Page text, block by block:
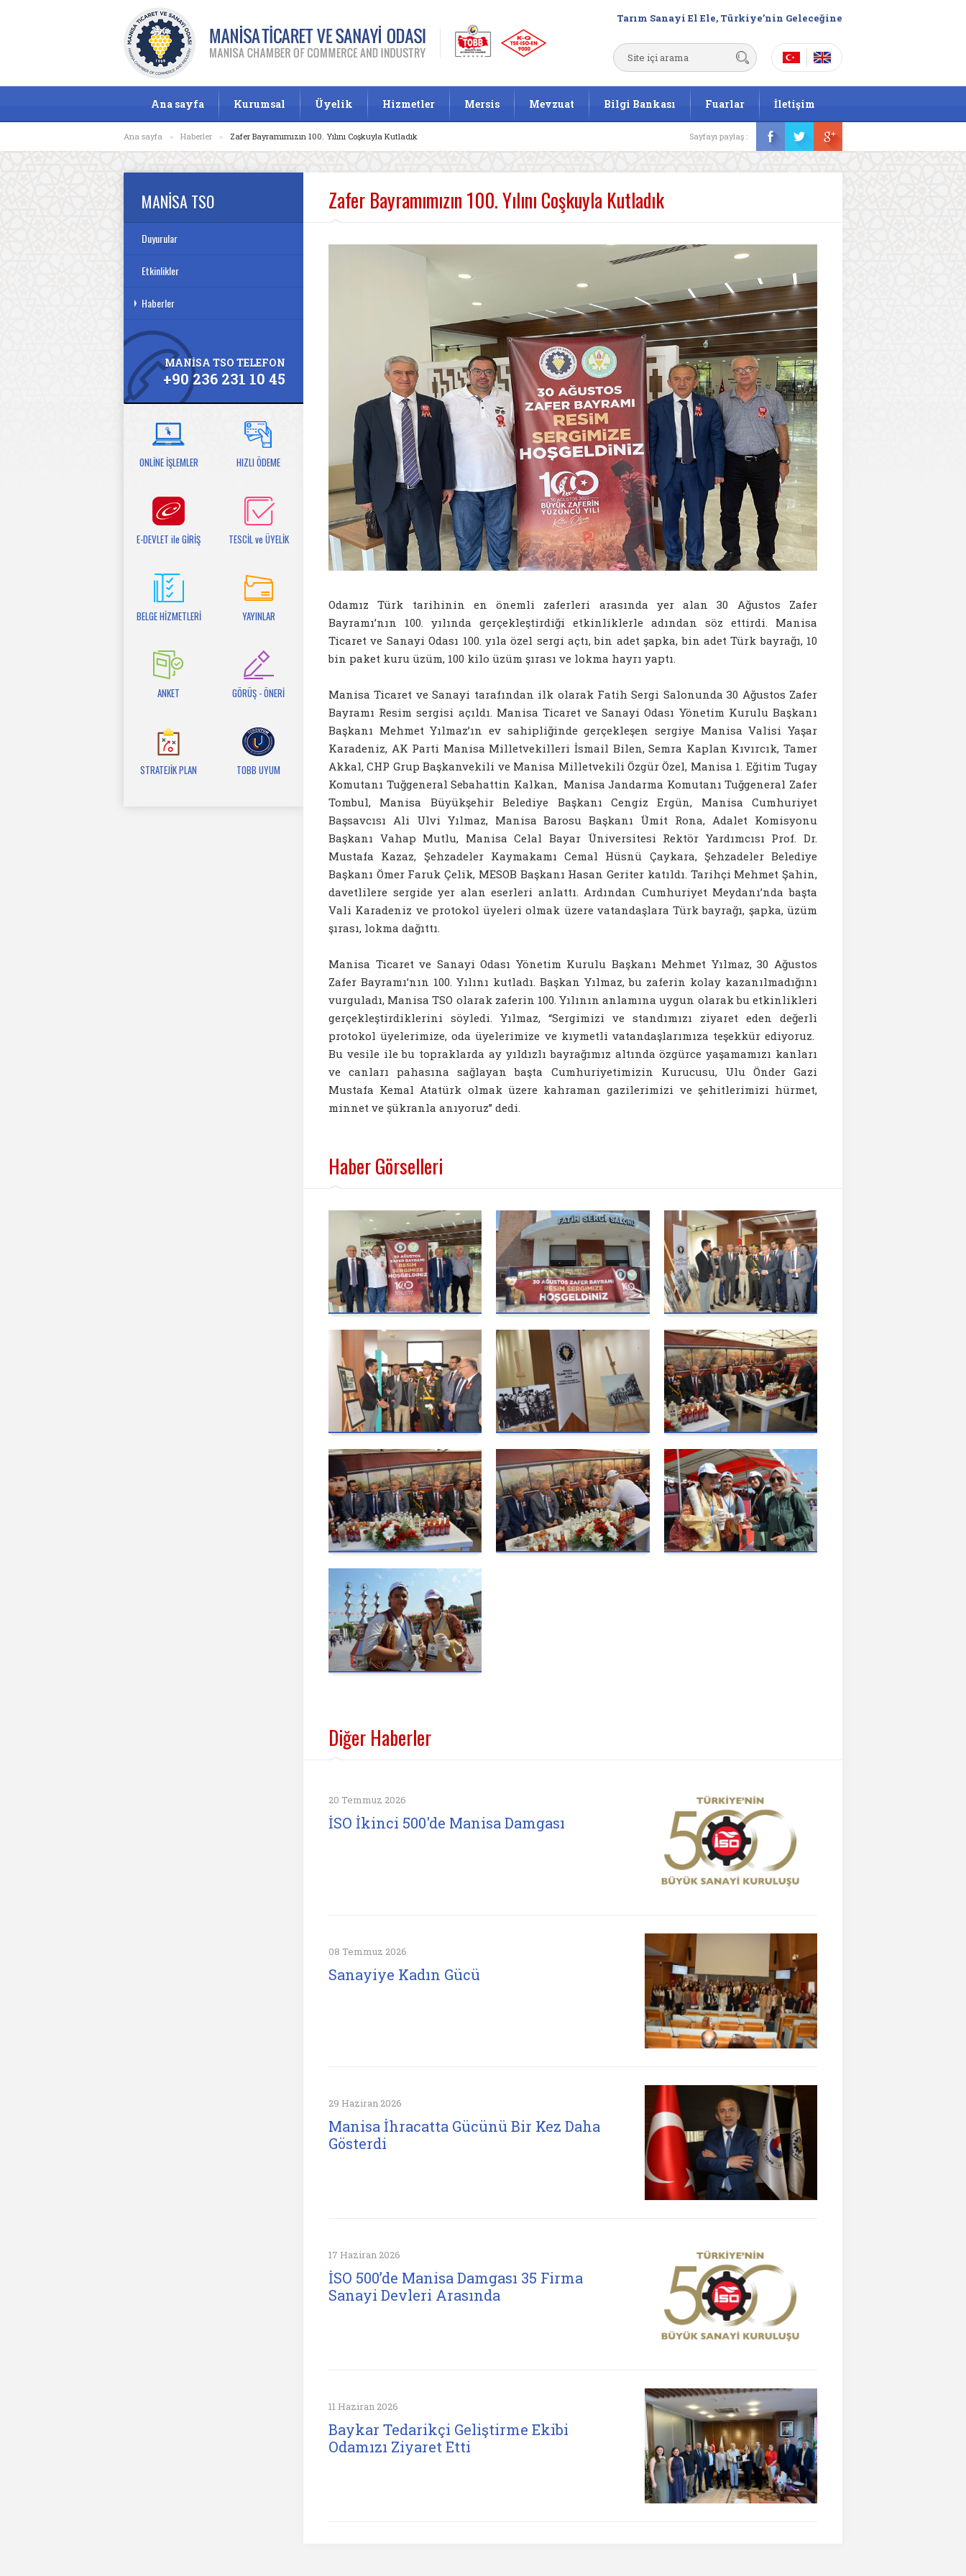
Tarım Sanayi El Ele, Türkiye’nin Geleceğine
Ana sayfa Kurumsal Üyelik Hizmetler Mersis Mevzuat Bilgi Bankası Fuarlar İletişim
Ana sayfa » Haberler » Zafer Bayramımızın 100. Yılını Coşkuyla Kutladık Sayfayı paylaş :
MANİSA TSO
Duyurular
Etkinlikler
Haberler
MANİSA TSO TELEFON
+90 236 231 10 45
ONLİNE İŞLEMLER HIZLI ÖDEME
E-DEVLET ile GİRİŞ TESCİL ve ÜYELİK
BELGE HİZMETLERİ YAYINLAR
ANKET GÖRÜŞ - ÖNERİ
STRATEJİK PLAN TOBB UYUM
Zafer Bayramımızın 100. Yılını Coşkuyla Kutladık
Odamız Türk tarihinin en önemli zaferleri arasında yer alan 30 Ağustos Zafer
Bayramı’nın 100. yılında gerçekleştirdiği etkinliklerle adından söz ettirdi. Manisa
Ticaret ve Sanayi Odası 100. yıla özel sergi açtı, bin adet şapka, bin adet Türk bayrağı, 10
bin paket kuru üzüm, 100 kilo üzüm şırası ve lokma hayrı yaptı.
Manisa Ticaret ve Sanayi tarafından ilk olarak Fatih Sergi Salonunda 30 Ağustos Zafer
Bayramı Resim sergisi açıldı. Manisa Ticaret ve Sanayi Odası Yönetim Kurulu Başkanı
Başkanı Mehmet Yılmaz’ın ev sahipliğinde gerçekleşen sergiye Manisa Valisi Yaşar
Karadeniz, AK Parti Manisa Milletvekilleri İsmail Bilen, Semra Kaplan Kıvırcık, Tamer
Akkal, CHP Grup Başkanvekili ve Manisa Milletvekili Özgür Özel, Manisa 1. Eğitim Tugay
Komutanı Tuğgeneral Sebahattin Kalkan, Manisa Jandarma Komutanı Tuğgeneral Zafer
Tombul, Manisa Büyükşehir Belediye Başkanı Cengiz Ergün, Manisa Cumhuriyet
Başsavcısı Ali Ulvi Yılmaz, Manisa Barosu Başkanı Ümit Rona, Adalet Komisyonu
Başkanı Vahap Mutlu, Manisa Celal Bayar Üniversitesi Rektör Yardımcısı Prof. Dr.
Mustafa Kazaz, Şehzadeler Kaymakamı Cemal Hüsnü Çaykara, Şehzadeler Belediye
Başkanı Ömer Faruk Çelik, MESOB Başkanı Hasan Geriter katıldı. Tarihçi Mehmet Şahin,
davetlilere sergide yer alan eserleri anlattı. Ardından Cumhuriyet Meydanı’nda başta
Vali Karadeniz ve protokol üyeleri olmak üzere vatandaşlara Türk bayrağı, şapka, üzüm
şırası, lokma dağıttı.
Manisa Ticaret ve Sanayi Odası Yönetim Kurulu Başkanı Mehmet Yılmaz, 30 Ağustos
Zafer Bayramı’nın 100. Yılını kutladı. Başkan Yılmaz, bu zaferin kolay kazanılmadığını
vurguladı, Manisa TSO olarak zaferin 100. Yılının anlamına uygun olarak bu etkinlikleri
gerçekleştirdiklerini söyledi. Yılmaz, “Sergimizi ve standımızı ziyaret eden değerli
protokol üyelerimize, oda üyelerimize ve kıymetli vatandaşlarımıza teşekkür ediyoruz.
Bu vesile ile bu topraklarda ay yıldızlı bayrağımız altında özgürce yaşamamızı kanları
ve canları pahasına sağlayan başta Cumhuriyetimizin Kurucusu, Ulu Önder Gazi
Mustafa Kemal Atatürk olmak üzere kahraman gazilerimizi ve şehitlerimizi hürmet,
minnet ve şükranla anıyoruz” dedi.
Haber Görselleri
Diğer Haberler
20 Temmuz 2026
İSO İkinci 500'de Manisa Damgası
08 Temmuz 2026
Sanayiye Kadın Gücü
29 Haziran 2026
Manisa İhracatta Gücünü Bir Kez Daha
Gösterdi
17 Haziran 2026
İSO 500’de Manisa Damgası 35 Firma
Sanayi Devleri Arasında
11 Haziran 2026
Baykar Tedarikçi Geliştirme Ekibi
Odamızı Ziyaret Etti